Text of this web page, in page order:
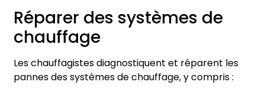
Réparer des systèmes de
chauffage
Les chauffagistes diagnostiquent et réparent les
pannes des systèmes de chauffage, y compris :